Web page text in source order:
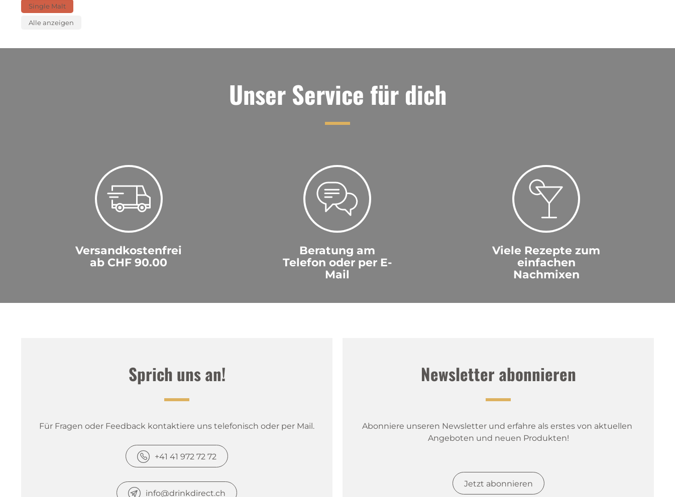
Single Malt
Alle anzeigen
Unser Service für dich
Versandkostenfrei
ab CHF 90.00
Beratung am
Telefon oder per E-
Mail
Viele Rezepte zum
einfachen
Nachmixen
Sprich uns an!
Für Fragen oder Feedback kontaktiere uns telefonisch oder per Mail.
+41 41 972 72 72
info@drinkdirect.ch
Newsletter abonnieren
Abonniere unseren Newsletter und erfahre als erstes von aktuellen
Angeboten und neuen Produkten!
Jetzt abonnieren